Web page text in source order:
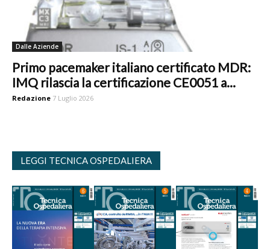
Dalle Aziende
Primo pacemaker italiano certificato MDR:
IMQ rilascia la certificazione CE0051 a...
Redazione 7 Luglio 2026
LEGGI TECNICA OSPEDALIERA